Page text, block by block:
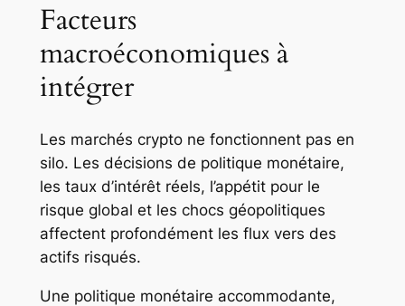
Facteurs
macroéconomiques à
intégrer
Les marchés crypto ne fonctionnent pas en
silo. Les décisions de politique monétaire,
les taux d’intérêt réels, l’appétit pour le
risque global et les chocs géopolitiques
affectent profondément les flux vers des
actifs risqués.
Une politique monétaire accommodante,